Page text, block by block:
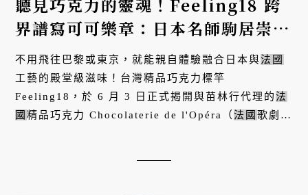
聽見巧克力的靈魂！Feeling18 跨
界譜寫可可樂章：日本名師駒居崇宏
×法國歌劇巧克力 × 灣聲樂團，共
築沉浸式感官盛宴
不用飛往巴黎或東京，就能親自體驗融合日本與法國
工藝的殿堂級滋味！台灣精品巧克力標竿
Feeling18，於 6 月 3 日正式揭開與苗林行代理的法
國精品巧克力 Chocolaterie de l'Opéra（法國歌劇巧